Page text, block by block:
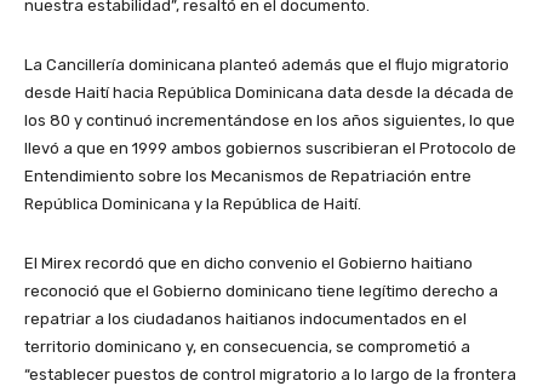
nuestra estabilidad”, resaltó en el documento.
La Cancillería dominicana planteó además que el flujo migratorio
desde Haití hacia República Dominicana data desde la década de
los 80 y continuó incrementándose en los años siguientes, lo que
llevó a que en 1999 ambos gobiernos suscribieran el Protocolo de
Entendimiento sobre los Mecanismos de Repatriación entre
República Dominicana y la República de Haití.
El Mirex recordó que en dicho convenio el Gobierno haitiano
reconoció que el Gobierno dominicano tiene legítimo derecho a
repatriar a los ciudadanos haitianos indocumentados en el
territorio dominicano y, en consecuencia, se comprometió a
“establecer puestos de control migratorio a lo largo de la frontera